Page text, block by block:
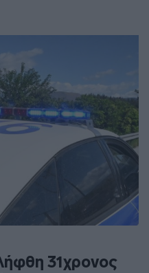
31χρονος